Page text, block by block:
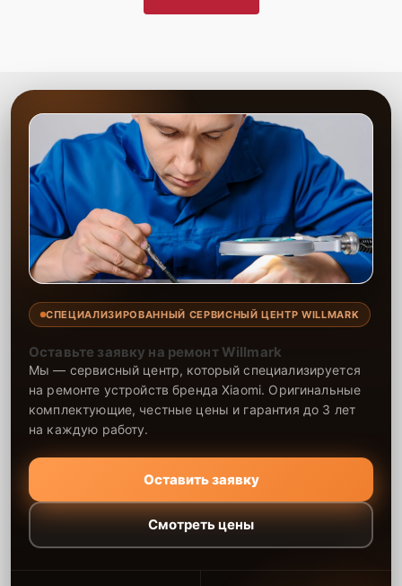
СПЕЦИАЛИЗИРОВАННЫЙ СЕРВИСНЫЙ ЦЕНТР WILLMARK
Оставьте заявку на ремонт Willmark
Мы — сервисный центр, который специализируется
на ремонте устройств бренда Xiaomi. Оригинальные
комплектующие, честные цены и гарантия до 3 лет
на каждую работу.
Оставить заявку
Смотреть цены